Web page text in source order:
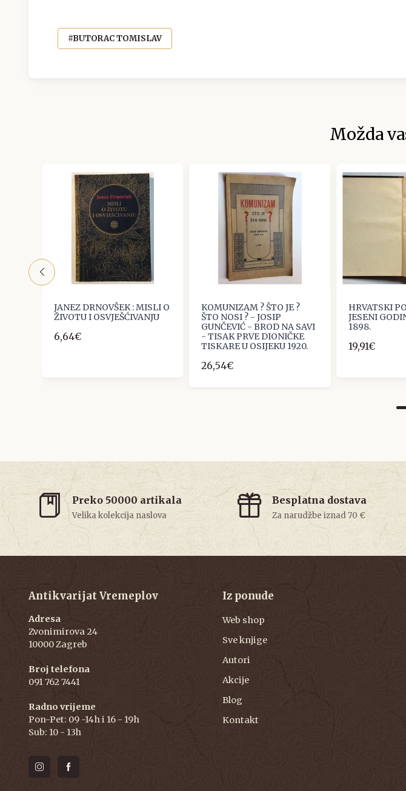
#BUTORAC TOMISLAV
Možda
JANEZ DRNOVŠEK : MISLI O
ŽIVOTU I OSVJEŠĆIVANJU
6,64€
KOMUNIZAM ? ŠTO JE ?
ŠTO NOSI ? - JOSIP
GUNČEVIĆ - BROD NA SAVI
- TISAK PRVE DIONIČKE
TISKARE U OSIJEKU 1920.
26,54€
HRVATSKI
JESENI
1898.
19,91€
Preko 50000 artikala
Velika kolekcija naslova
Besplatna dostava
Za narudžbe iznad 70 €
Antikvarijat Vremeplov
Adresa
Zvonimirova 24
10000 Zagreb
Broj telefona
091 762 7441
Radno vrijeme
Pon-Pet: 09 -14h i 16 - 19h
Sub: 10 - 13h
Iz ponude
Web shop
Sve knjige
Autori
Akcije
Blog
Kontakt